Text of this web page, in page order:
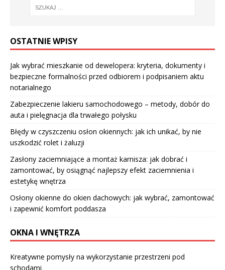
OSTATNIE WPISY
Jak wybrać mieszkanie od dewelopera: kryteria, dokumenty i
bezpieczne formalności przed odbiorem i podpisaniem aktu
notarialnego
Zabezpieczenie lakieru samochodowego – metody, dobór do
auta i pielęgnacja dla trwałego połysku
Błędy w czyszczeniu osłon okiennych: jak ich unikać, by nie
uszkodzić rolet i żaluzji
Zasłony zaciemniające a montaż karnisza: jak dobrać i
zamontować, by osiągnąć najlepszy efekt zaciemnienia i
estetykę wnętrza
Osłony okienne do okien dachowych: jak wybrać, zamontować
i zapewnić komfort poddasza
OKNA I WNĘTRZA
Kreatywne pomysły na wykorzystanie przestrzeni pod
schodami